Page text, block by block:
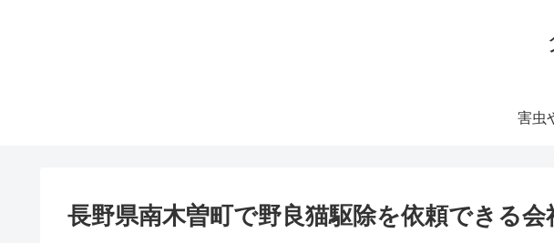
害虫
長野県南木曽町で野良猫駆除を依頼できる会